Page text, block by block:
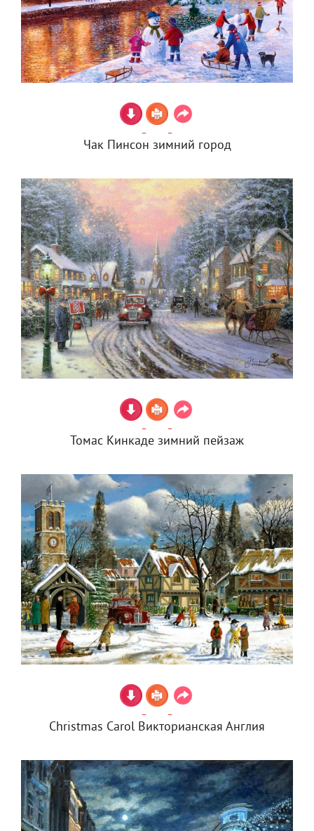
Чак Пинсон зимний город
Томас Кинкаде зимний пейзаж
Christmas Carol Викторианская Англия